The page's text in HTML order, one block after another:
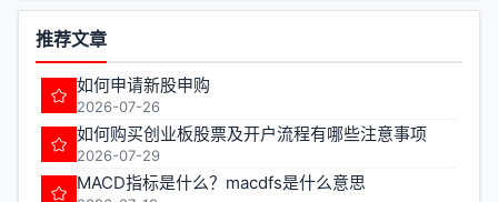
推荐文章
如何申请新股申购
2026-07-26
如何购买创业板股票及开户流程有哪些注意事项
2026-07-29
MACD指标是什么？macdfs是什么意思